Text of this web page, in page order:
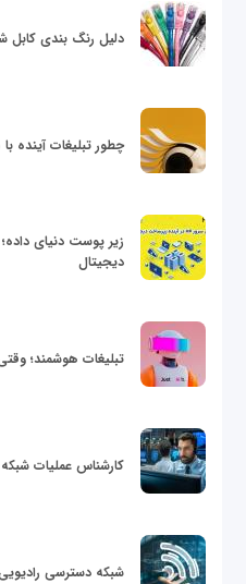
دلیل رنگ بندی کابل
چطور تبلیغات آینده
دیجیتال
تبلیغات هوشمند؛
کارشناس عملیات
شبکه دسترسی